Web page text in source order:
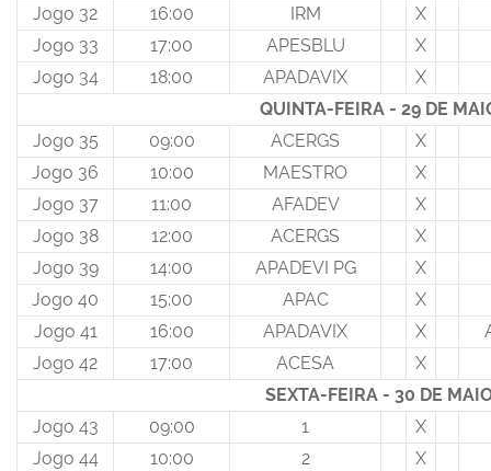
Jogo 32
16:00 IRM
X
Jogo 33
17:00 APESBLU
X
Jogo 34
18:00 APADAVIX
X
QUINTA-FEIRA - 29 DE
Jogo 35
09:00 ACERGS
X
Jogo 36
10:00 MAESTRO
X
Jogo 37
11:00 AFADEV
X
Jogo 38
12:00 ACERGS
X
Jogo 39
14:00 APADEVI PG
X
Jogo 40
15:00 APAC
X
Jogo 41
16:00 APADAVIX X
Jogo 42
17:00 ACESA
X
SEXTA-FEIRA - 30 DE
Jogo 43
09:00 1
X
Jogo 44
10:00 2
X